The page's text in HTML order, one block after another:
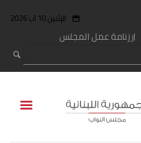
الإثنين 10 آب 2026
رزنامة عمل المجلس